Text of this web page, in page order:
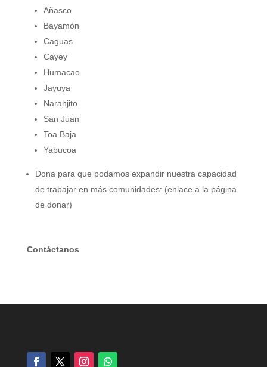
Añasco
Bayamón
Caguas
Cayey
Humacao
Jayuya
Naranjito
San Juan
Toa Baja
Yabucoa
Dona para que podamos expandir nuestra capacidad
de trabajar en más comunidades: (enlace a la página
de donar)
Contáctanos